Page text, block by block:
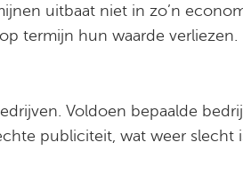
uitbaat niet in zo’n
termijn hun waarde verliezen.
Voldoen bepaalde
publiciteit, wat weer slecht